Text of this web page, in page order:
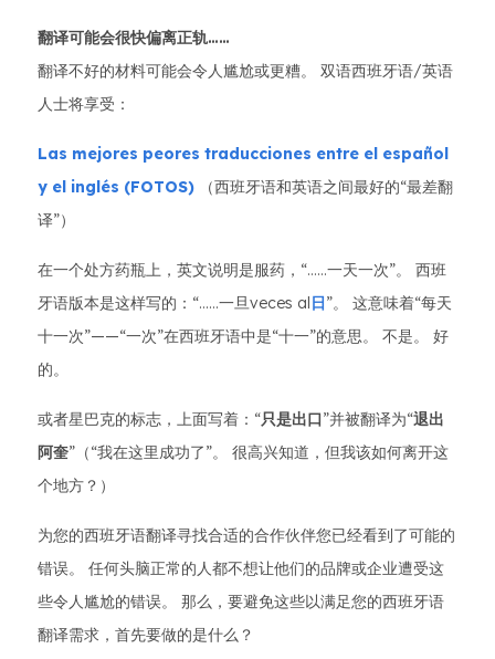
翻译可能会很快偏离正轨……
翻译不好的材料可能会令人尴尬或更糟。 双语西班牙语/英语
人士将享受：
Las mejores peores traducciones entre el español
y el inglés (FOTOS) （西班牙语和英语之间最好的“最差翻
译”）
在一个处方药瓶上，英文说明是服药，“……一天一次”。 西班
牙语版本是这样写的：“......一旦veces al 日 ”。 这意味着“每天
十一次”——“一次”在西班牙语中是“十一”的意思。 不是。 好
的。
或者星巴克的标志，上面写着：“只是出口”并被翻译为“退出
阿奎”（“我在这里成功了”。 很高兴知道，但我该如何离开这
个地方？）
为您的西班牙语翻译寻找合适的合作伙伴您已经看到了可能的
错误。 任何头脑正常的人都不想让他们的品牌或企业遭受这
些令人尴尬的错误。 那么，要避免这些以满足您的西班牙语
翻译需求，首先要做的是什么？